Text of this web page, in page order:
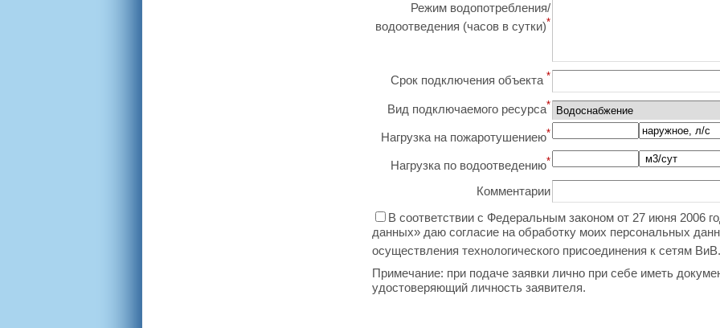
Режим водопотребления/
водоотведения (часов в сутки)*
Срок подключения объекта *
Вид подключаемого ресурса*
Нагрузка на пожаротушениею*
Нагрузка по водоотведению*
Комментарии
В соответствии с Федеральным законом от 27 июня 2006
данных» даю согласие на обработку моих персональных
осуществления технологического присоединения к сетям ВиВ.
Примечание: при подаче заявки лично при себе иметь
удостоверяющий личность заявителя.